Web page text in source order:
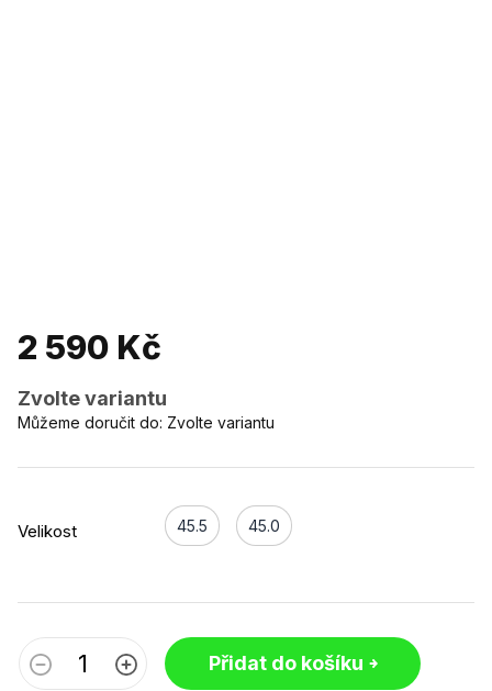
2 590 Kč
Zvolte variantu
Velikost 45.5 45.0
Můžeme doručit do: Zvolte variantu
Přidat do košíku